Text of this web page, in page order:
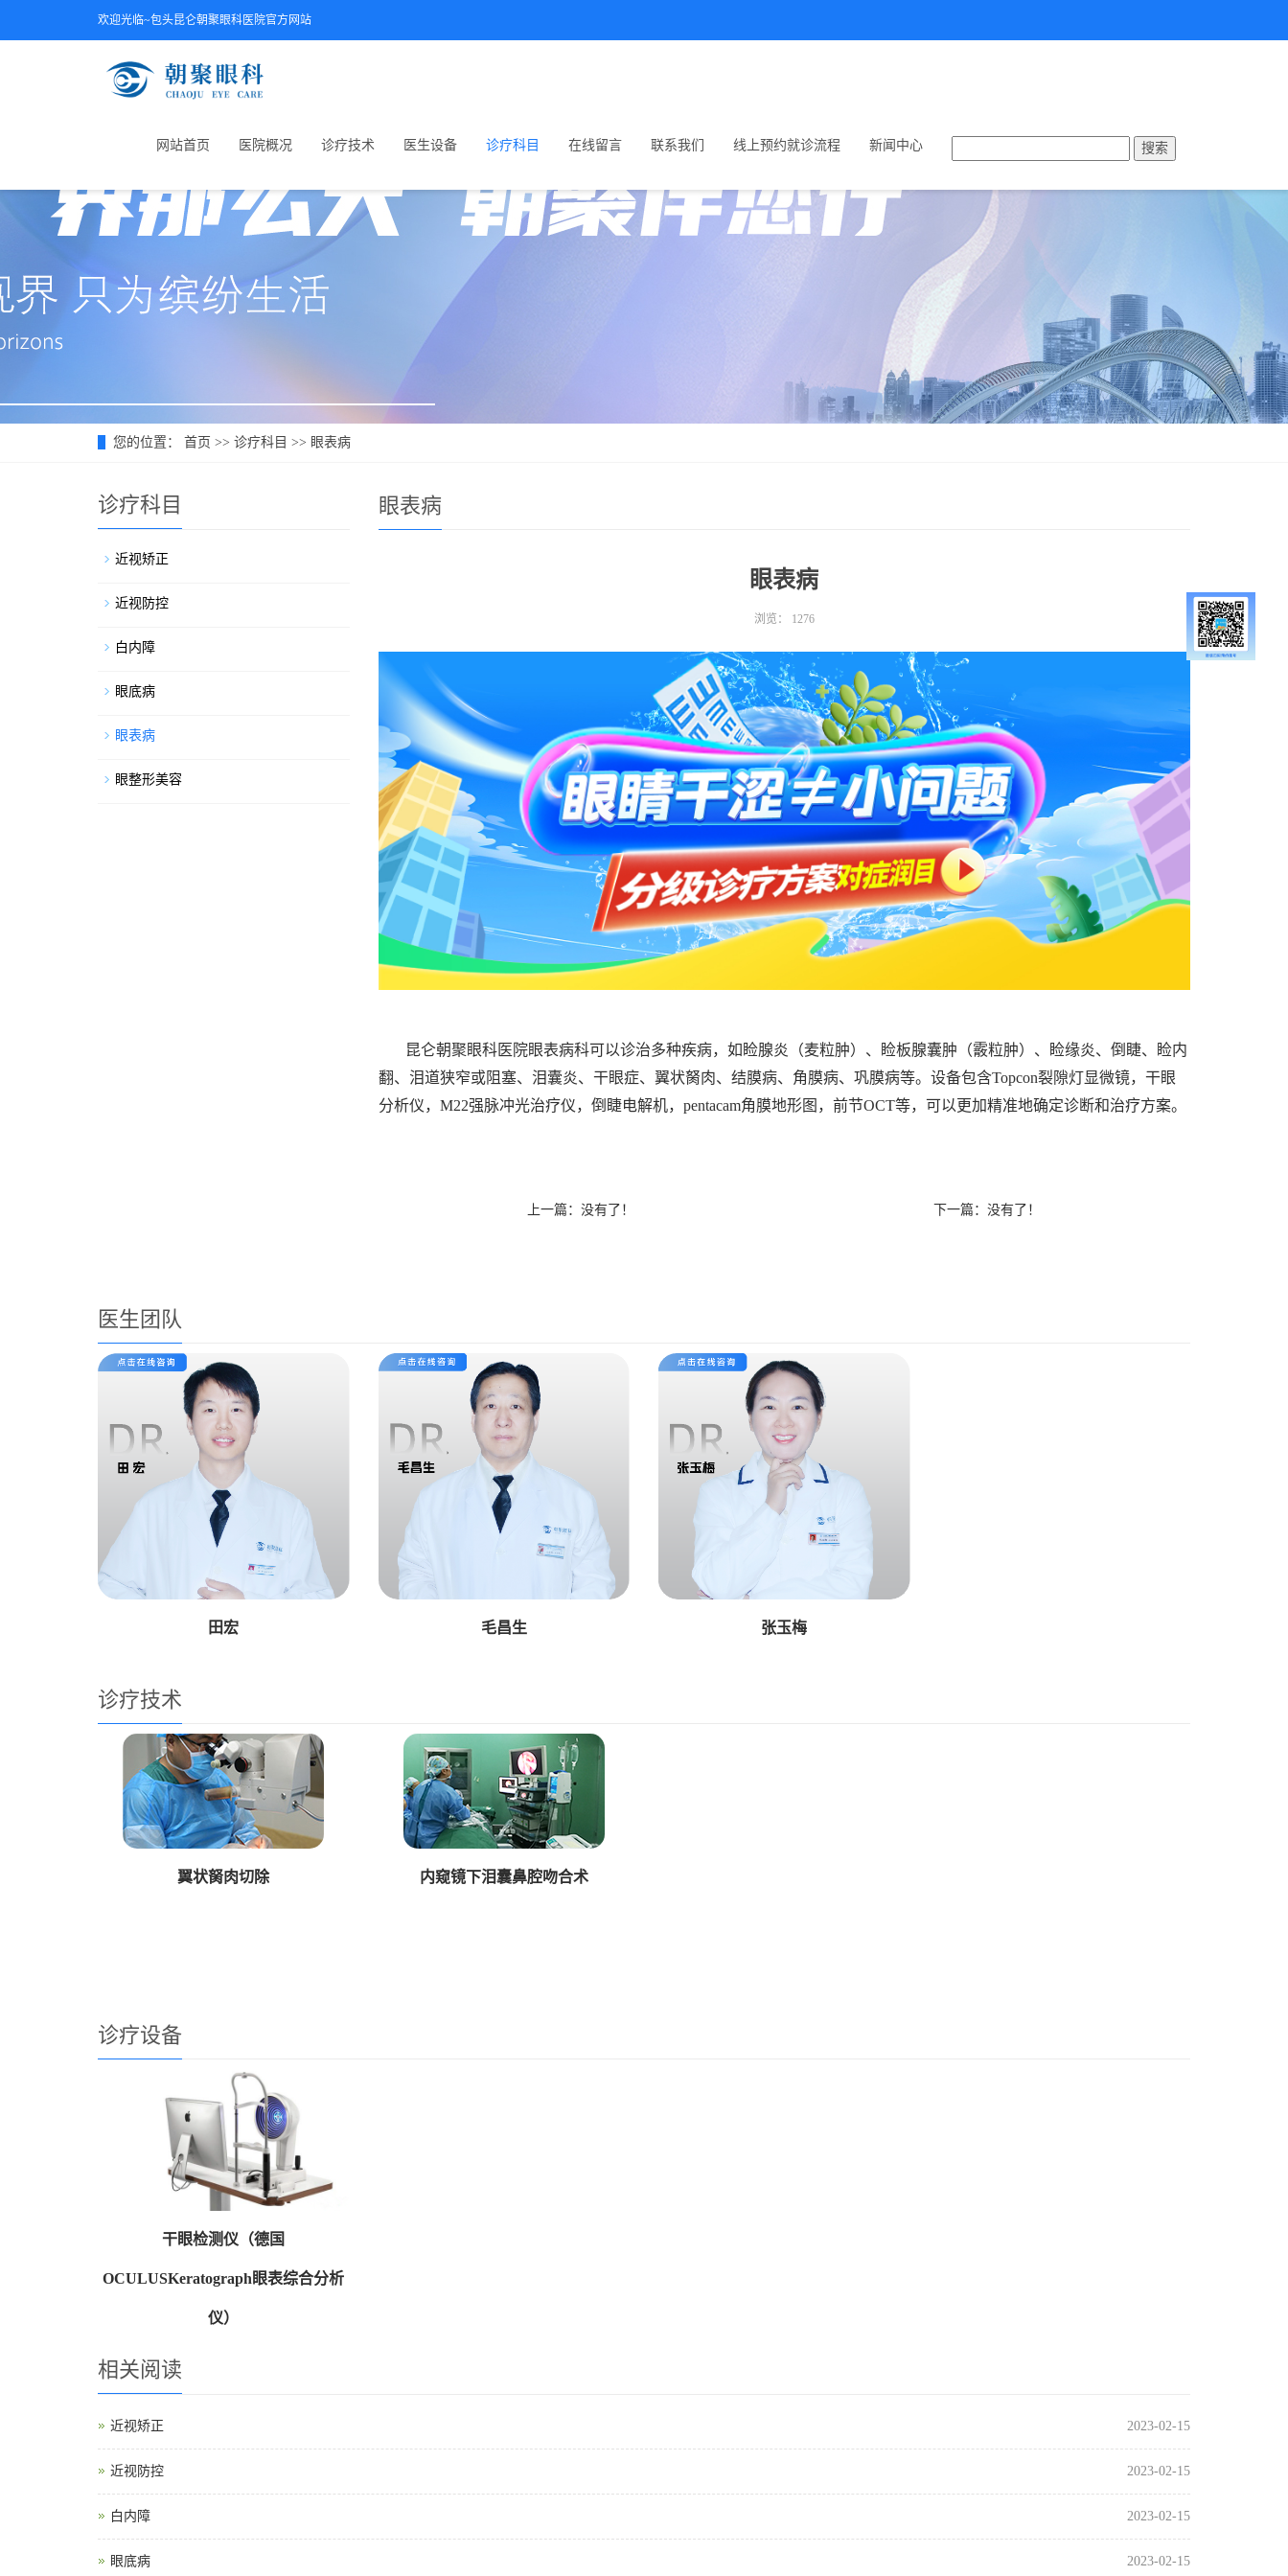
欢迎光临~包头昆仑朝聚眼科医院官方网站
网站首页 医院概况 诊疗技术 医生设备 诊疗科目 在线留言 联系我们 线上预约就诊流程 新闻中心 搜索
您的位置： 首页 >> 诊疗科目 >> 眼表病
眼表病
眼表病
浏览： 1276
昆仑朝聚眼科医院眼表病科可以诊治多种疾病，如睑腺炎（麦粒肿）、睑板腺囊肿（霰粒肿）、睑缘炎、倒睫、睑内
翻、泪道狭窄或阻塞、泪囊炎、干眼症、翼状胬肉、结膜病、角膜病、巩膜病等。设备包含Topcon裂隙灯显微镜，干眼
分析仪，M22强脉冲光治疗仪，倒睫电解机，pentacam角膜地形图，前节OCT等，可以更加精准地确定诊断和治疗方案。
上一篇：没有了！ 下一篇：没有了！
诊疗科目
近视矫正
近视防控
白内障
眼底病
眼表病
眼整形美容
医生团队
田宏 毛昌生 张玉梅
诊疗技术
翼状胬肉切除 内窥镜下泪囊鼻腔吻合术
诊疗设备
干眼检测仪（德国
OCULUSKeratograph眼表综合分析
仪）
相关阅读
近视矫正 2023-02-15
近视防控 2023-02-15
白内障 2023-02-15
眼底病 2023-02-15